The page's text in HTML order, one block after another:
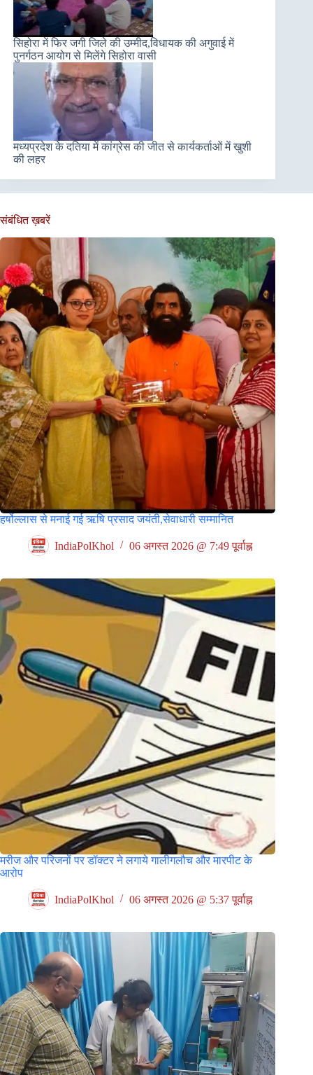
सिहोरा में फिर जगी जिले की उम्मीद,विधायक की अगुवाई में
पुनर्गठन आयोग से मिलेंगे सिहोरा वासी
मध्यप्रदेश के दतिया में कांग्रेस की जीत से कार्यकर्ताओं में खुशी
की लहर
संबंधित ख़बरें
हर्षोल्लास से मनाई गई ऋषि प्रसाद जयंती,सेवाधारी सम्मानित
IndiaPolKhol 06 अगस्त 2026 @ 7:49 पूर्वाह्न
मरीज और परिजनों पर डॉक्टर ने लगाये गालीगलौच और मारपीट के
आरोप
IndiaPolKhol 06 अगस्त 2026 @ 5:37 पूर्वाह्न